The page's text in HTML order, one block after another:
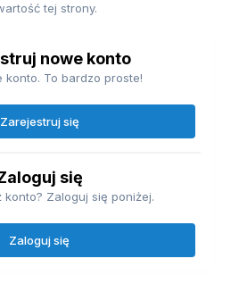
tej strony.
nowe konto
konto. To bardzo proste!
Zarejestruj się
się
konto? Zaloguj się poniżej.
Zaloguj się